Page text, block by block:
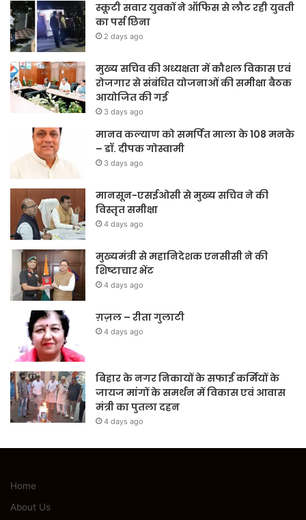
स्कूटी सवार युवकों ने ऑफिस से लौट रही युवती
का पर्स छिना
2 days ago
मुख्य सचिव की अध्यक्षता में कौशल विकास एवं
रोजगार से संबंधित योजनाओं की समीक्षा बैठक
आयोजित की गई
3 days ago
मानव कल्याण को समर्पित माला के 108 मनके
– डॉ. दीपक गोस्वामी
3 days ago
मानसून-एसईओसी से मुख्य सचिव ने की
विस्तृत समीक्षा
4 days ago
मुख्यमंत्री से महानिदेशक एनसीसी ने की
शिष्टाचार भेंट
4 days ago
ग़ज़ल – रीता गुलाटी
4 days ago
बिहार के नगर निकायों के सफाई कर्मियों के
जायज मांगों के समर्थन में विकास एवं आवास
मंत्री का पुतला दहन
4 days ago
Home
About Us